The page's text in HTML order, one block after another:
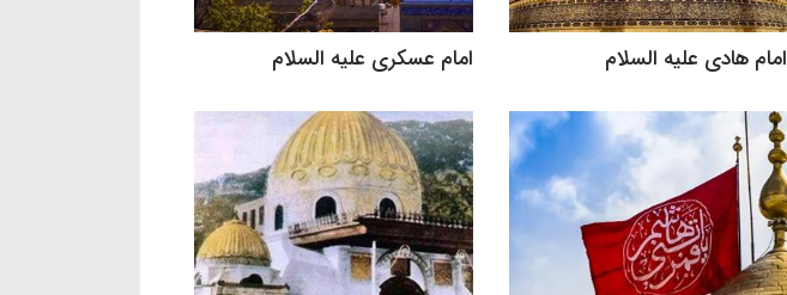
امام هادی علیه السلام امام عسکری علیه السلام